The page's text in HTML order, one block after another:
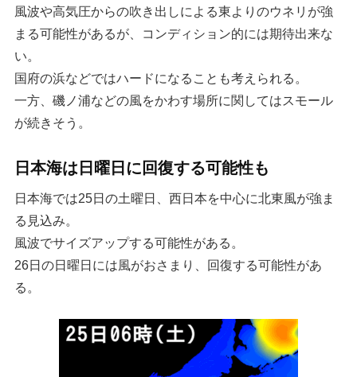
風波や高気圧からの吹き出しによる東よりのウネリが強
まる可能性があるが、コンディション的には期待出来な
い。
国府の浜などではハードになることも考えられる。
一方、磯ノ浦などの風をかわす場所に関してはスモール
が続きそう。
日本海は日曜日に回復する可能性も
日本海では25日の土曜日、西日本を中心に北東風が強ま
る見込み。
風波でサイズアップする可能性がある。
26日の日曜日には風がおさまり、回復する可能性があ
る。